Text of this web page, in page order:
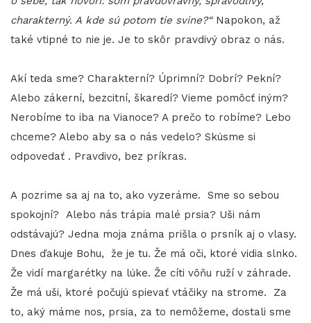
charakterný. A kde sú potom tie svine?“Napokon, až
také vtipné to nie je. Je to skôr pravdivý obraz o nás.
Akí teda sme? Charakterní? Úprimní? Dobrí? Pekní?
Alebo zákerní, bezcitní, škaredí? Vieme pomôcť iným?
Nerobíme to iba na Vianoce? A prečo to robíme? Lebo
chceme? Alebo aby sa o nás vedelo? Skúsme si
odpovedať . Pravdivo, bez príkras.
A pozrime sa aj na to, ako vyzeráme. Sme so sebou
spokojní? Alebo nás trápia malé prsia? Uši nám
odstávajú? Jedna moja známa prišla o prsník aj o vlasy.
Dnes ďakuje Bohu, že je tu. Že má oči, ktoré vidia slnko.
Že vidí margarétky na lúke. Že cíti vôňu ruží v záhrade.
Že má uši, ktoré počujú spievať vtáčiky na strome. Za
to, aký máme nos, prsia, za to nemôžeme, dostali sme